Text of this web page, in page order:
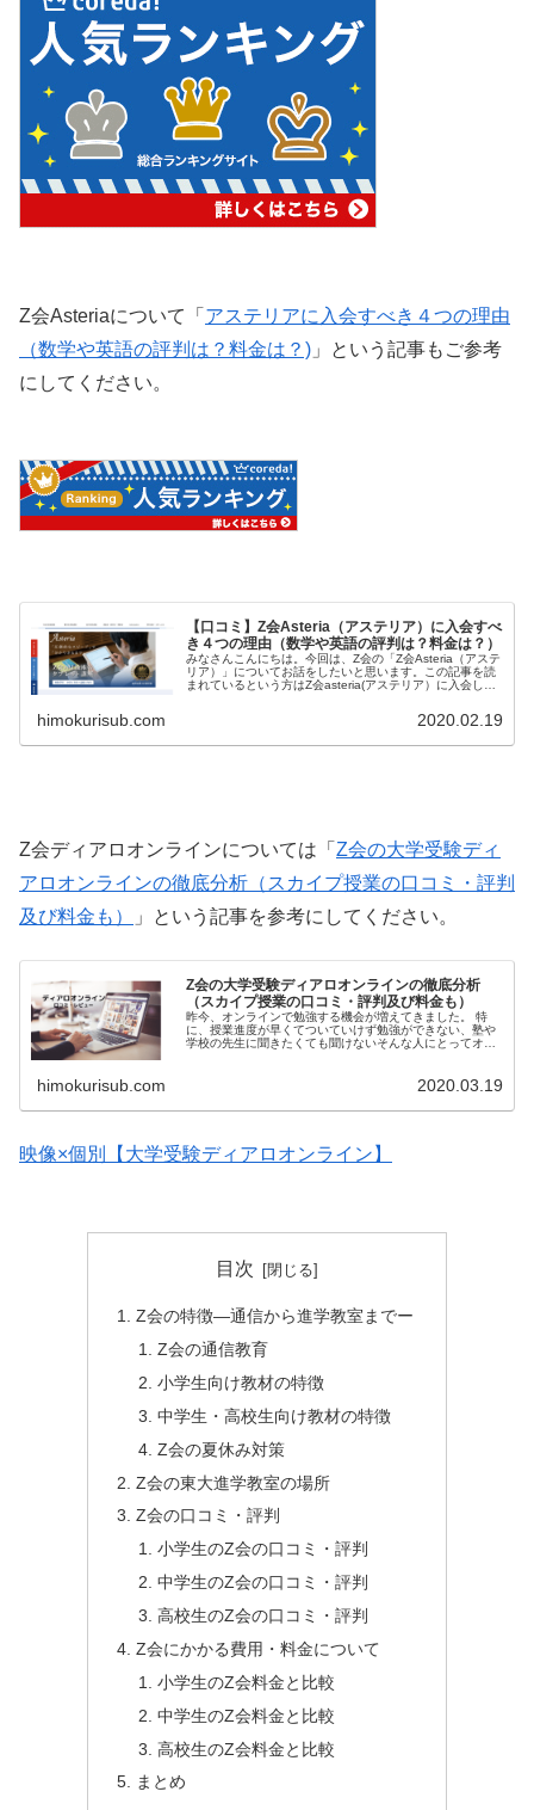
Z会Asteriaについて「 アステリアに入会すべき４つの理由
（数学や英語の評判は？料金は？) 」という記事もご参考
にしてください。
【口コミ】Z会Asteria（アステリア）に入会すべ
き４つの理由（数学や英語の評判は？料金は？）
みなさんこんにちは。今回は、Z会の「Z会Asteria（アステ
リア）」についてお話をしたいと思います。この記事を読
まれているという方はZ会asteria(アステリア）に入会しよ
himokurisub.com 2020.02.19
Z会ディアロオンラインについては「 Z会の大学受験ディ
アロオンラインの徹底分析（スカイプ授業の口コミ・評判
及び料金も）
」という記事を参考にしてください。
Z会の大学受験ディアロオンラインの徹底分析
（スカイプ授業の口コミ・評判及び料金も）
昨今、オンラインで勉強する機会が増えてきました。 特
に、授業進度が早くてついていけず勉強ができない、塾や
学校の先生に聞きたくても聞けないそんな人にとってオン
himokurisub.com 2020.03.19
映像×個別【大学受験ディアロオンライン】
目次
Z会の特徴―通信から進学教室までー
Z会の通信教育
小学生向け教材の特徴
中学生・高校生向け教材の特徴
Z会の夏休み対策
Z会の東大進学教室の場所
Z会の口コミ・評判
小学生のZ会の口コミ・評判
中学生のZ会の口コミ・評判
高校生のZ会の口コミ・評判
Z会にかかる費用・料金について
小学生のZ会料金と比較
中学生のZ会料金と比較
高校生のZ会料金と比較
まとめ